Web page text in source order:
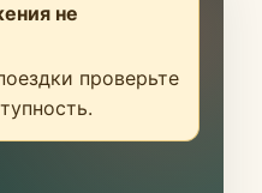
не
проверьте